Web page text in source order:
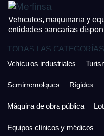
Vehiculos, maquinaria y
entidades bancarias
TODAS LAS CATEGORÍAS
Vehículos industriales
Semirremolques Rígidos
Máquina de obra pública
Equipos clínicos y médicos
continuación confirma que estás